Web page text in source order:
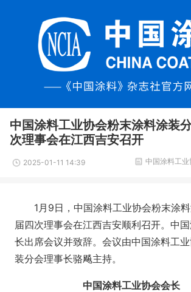
中国涂料工业协会粉末涂料涂装
次理事会在江西吉安召开
2025-01-11 14:39 中国涂料工业
1月9日，中国涂料工业协会粉末涂料
届四次理事会在江西吉安顺利召开。中
长出席会议并致辞。会议由中国涂料工
装分会理事长骆飚主持。
中国涂料工业协会会长